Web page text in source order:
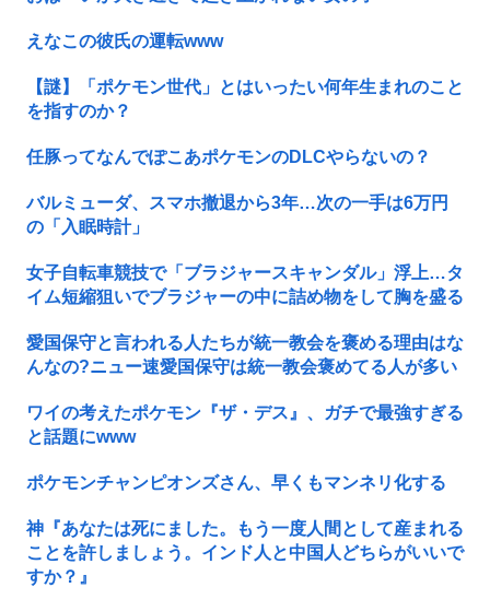
えなこの彼氏の運転www
【謎】「ポケモン世代」とはいったい何年生まれのこと
を指すのか？
任豚ってなんでぽこあポケモンのDLCやらないの？
バルミューダ、スマホ撤退から3年…次の一手は6万円
の「入眠時計」
女子自転車競技で「ブラジャースキャンダル」浮上…タ
イム短縮狙いでブラジャーの中に詰め物をして胸を盛る
愛国保守と言われる人たちが統一教会を褒める理由はな
んなの?ニュー速愛国保守は統一教会褒めてる人が多い
ワイの考えたポケモン『ザ・デス』、ガチで最強すぎる
と話題にwww
ポケモンチャンピオンズさん、早くもマンネリ化する
神『あなたは死にました。もう一度人間として産まれる
ことを許しましょう。インド人と中国人どちらがいいで
すか？』